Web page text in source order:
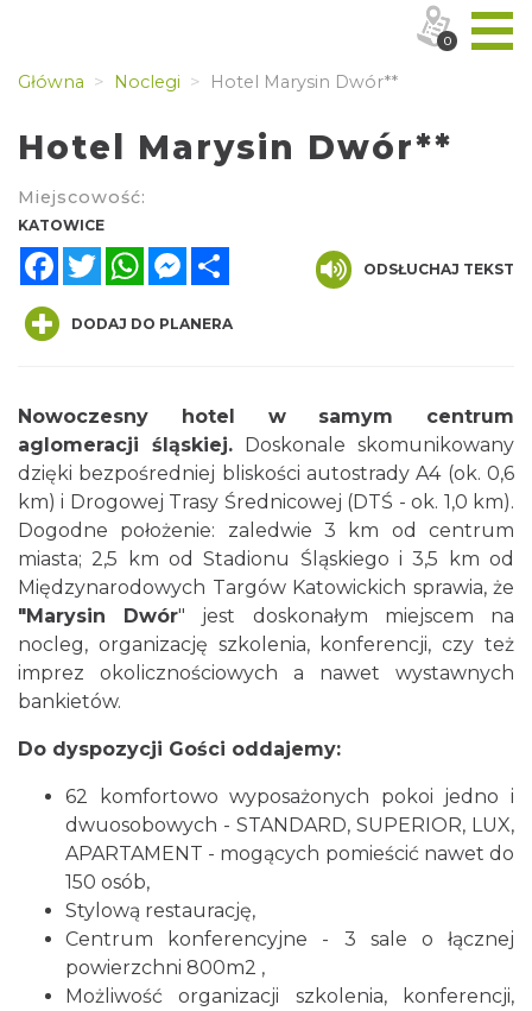
Główna Noclegi Hotel Marysin Dwór**
Hotel Marysin Dwór**
Miejscowość:
KATOWICE
FacebookTwitterWhatsAppMessenger
ODSŁUCHAJ TEKST
DODAJ DO PLANERA
Nowoczesny hotel w samym centrum
aglomeracji śląskiej. Doskonale skomunikowany
dzięki bezpośredniej bliskości autostrady A4 (ok. 0,6
km) i Drogowej Trasy Średnicowej (DTŚ - ok. 1,0 km).
Dogodne położenie: zaledwie 3 km od centrum
miasta; 2,5 km od Stadionu Śląskiego i 3,5 km od
Międzynarodowych Targów Katowickich sprawia, że
"Marysin Dwór" jest doskonałym miejscem na
nocleg, organizację szkolenia, konferencji, czy też
imprez okolicznościowych a nawet wystawnych
bankietów.
Do dyspozycji Gości oddajemy:
62 komfortowo wyposażonych pokoi jedno i
dwuosobowych - STANDARD, SUPERIOR, LUX,
APARTAMENT - mogących pomieścić nawet do
150 osób,
Stylową restaurację,
Centrum konferencyjne - 3 sale o łącznej
powierzchni 800m2 ,
Możliwość organizacji szkolenia, konferencji,
0